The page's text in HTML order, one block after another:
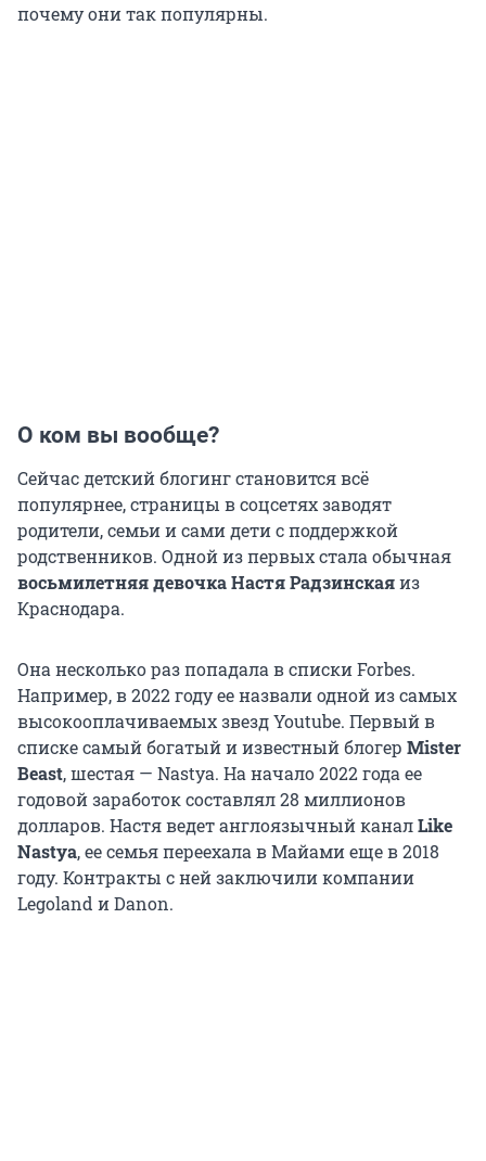
почему они так популярны.
О ком вы вообще?
Сейчас детский блогинг становится всё
популярнее, страницы в соцсетях заводят
родители, семьи и сами дети с поддержкой
родственников. Одной из первых стала обычная
восьмилетняя девочка Настя Радзинскаяиз
Краснодара.
Она несколько раз попадала в списки Forbes.
Например, в 2022 году ее назвали одной из самых
высокооплачиваемых звезд Youtube. Первый в
списке самый богатый и известный блогер Mister
Beast, шестая — Nastya. На начало 2022 года ее
годовой заработок составлял 28 миллионов
долларов. Настя ведет англоязычный каналLike
Nastya, ее семья переехала в Майами еще в 2018
году. Контракты с ней заключили компании
Legoland и Danon.